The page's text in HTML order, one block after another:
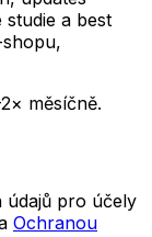
a best
měsíčně.
údajů pro účely
Ochranou